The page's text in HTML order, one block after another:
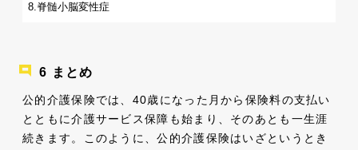
8.脊髄小脳変性症
まとめ
公的介護保険では、40歳になった月から保険料の支払い
とともに介護サービス保障も始まり、そのあとも一生涯
続きます。このように、公的介護保険はいざというとき